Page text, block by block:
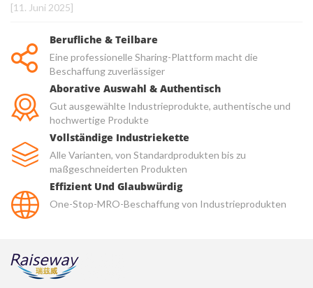
[11. Juni 2025]
Berufliche & Teilbare
Eine professionelle Sharing-Plattform macht die
Beschaffung zuverlässiger
Aborative Auswahl & Authentisch
Gut ausgewählte Industrieprodukte, authentische und
hochwertige Produkte
Vollständige Industriekette
Alle Varianten, von Standardprodukten bis zu
maßgeschneiderten Produkten
Effizient Und Glaubwürdig
One-Stop-MRO-Beschaffung von Industrieprodukten